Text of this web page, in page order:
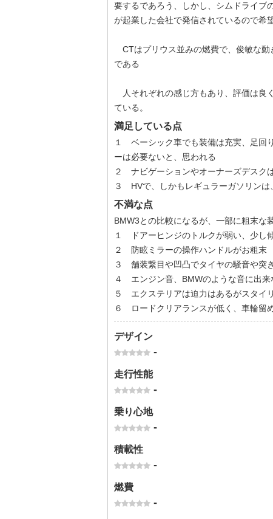
要するであろう、しかし、シムドライブ
が起業した会社で発信されているので希
CTはプリウス並みの燃費で、俊敏な動
である
人それぞれの感じ方もあり、評価は良
ている。
満足している点
１ ベーシック車でも装備は充実、足回
ーは必要ないと、思われる
２ ナビゲーションやオーナーズデスク
３ HVで、しかもレギュラーガソリンは
不満な点
BMW3との比較になるが、一部に粗末な
１ ドアーヒンジのトルクが弱い、少し
２ 防眩ミラーの操作ハンドルがお粗末
３ 舗装繋目や凹凸でタイヤの騒音や突
４ エンジン音、BMWのような音に出来
５ エクステリアは迫力はあるがスタイ
６ ロードクリアランスが低く、車輪留
デザイン
-
走行性能
-
乗り心地
-
積載性
-
燃費
-